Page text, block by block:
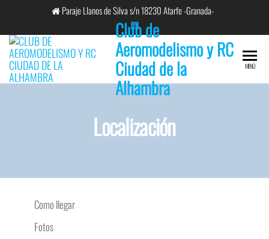
contenido
Paraje Llanos de Silva s/n 18230 Atarfe -Granada-
Club de
Aeromodelismo y RC
Ciudad de la
Alhambra
MENÚ
Localización
Como llegar
Fotos